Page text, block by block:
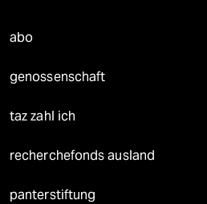
abo
genossenschaft
taz zahl ich
recherchefonds ausland
panterstiftung